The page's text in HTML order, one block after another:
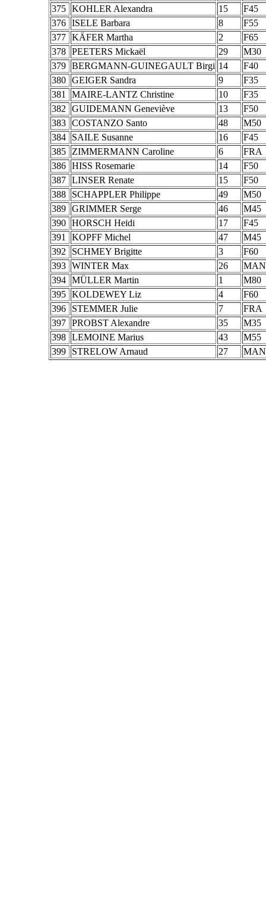
375
KOHLER Alexandra 15
F45
376
ISELE Barbara 8
F55
377
KÄFER Martha 2
F65
378
PEETERS Mickaël 29
M30
379
BERGMANN-GUINEGAULT Birgi 14
F40
380
GEIGER Sandra 9
F35
381
MAIRE-LANTZ Christine 10
F35
382
GUIDEMANN Geneviève 13
F50
383
COSTANZO Santo 48
M50
384
SAILE Susanne 16
F45
385
ZIMMERMANN Caroline 6
FRA
386
HISS Rosemarie 14
F50
387
LINSER Renate 15
F50
388
SCHAPPLER Philippe 49
M50
389
GRIMMER Serge 46
M45
390
HORSCH Heidi 17
F45
391
KOPFF Michel 47
M45
392
SCHMEY Brigitte 3
F60
393
WINTER Max 26
MAN
394
MÜLLER Martin 1
M80
395
KOLDEWEY Liz 4
F60
396
STEMMER Julie 7
FRA
397
PROBST Alexandre 35
M35
398
LEMOINE Marius 43
M55
399
STRELOW Arnaud 27 MAN